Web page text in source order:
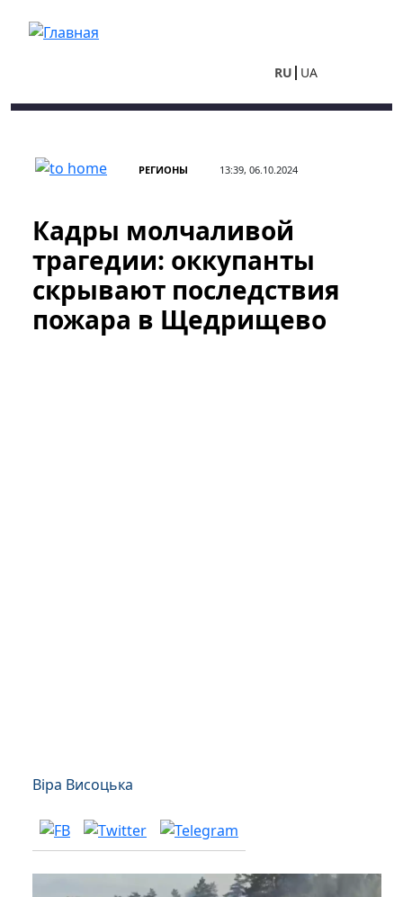
RU UA
РЕГИОНЫ 13:39, 06.10.2024
Кадры молчаливой
трагедии: оккупанты
скрывают последствия
пожара в Щедрищево
Віра Висоцька